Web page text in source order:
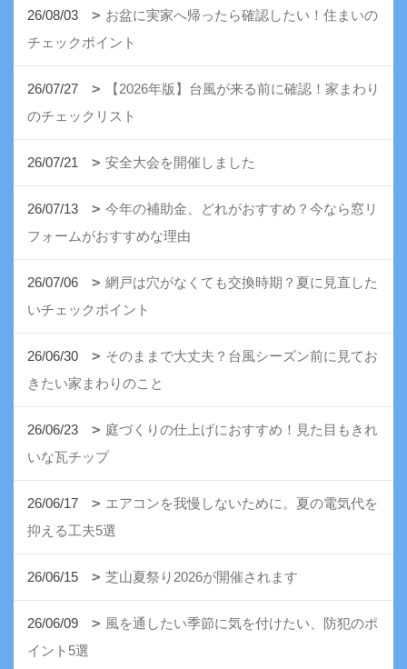
26/08/03
お盆に実家へ帰ったら確認したい！住まいの
チェックポイント
26/07/27
【2026年版】台風が来る前に確認！家まわり
のチェックリスト
26/07/21 安全大会を開催しました
26/07/13
今年の補助金、どれがおすすめ？今なら窓リ
フォームがおすすめな理由
26/07/06
網戸は穴がなくても交換時期？夏に見直した
いチェックポイント
26/06/30
そのままで大丈夫？台風シーズン前に見てお
きたい家まわりのこと
26/06/23
庭づくりの仕上げにおすすめ！見た目もきれ
いな瓦チップ
26/06/17
エアコンを我慢しないために。夏の電気代を
抑える工夫5選
26/06/15 芝山夏祭り2026が開催されます
26/06/09
風を通したい季節に気を付けたい、防犯のポ
イント5選